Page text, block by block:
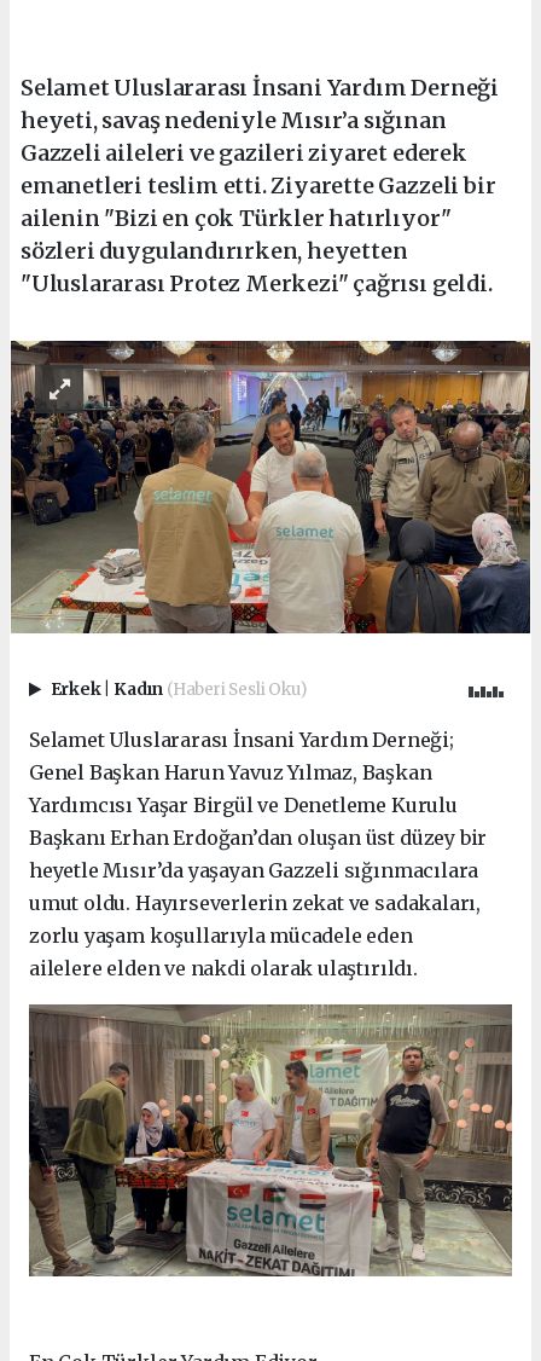
Selamet Uluslararası İnsani Yardım Derneği
heyeti, savaş nedeniyle Mısır’a sığınan
Gazzeli aileleri ve gazileri ziyaret ederek
emanetleri teslim etti. Ziyarette Gazzeli bir
ailenin "Bizi en çok Türkler hatırlıyor"
sözleri duygulandırırken, heyetten
"Uluslararası Protez Merkezi" çağrısı geldi.
Erkek Kadın (Haberi Sesli Oku)
Selamet Uluslararası İnsani Yardım Derneği;
Genel Başkan Harun Yavuz Yılmaz, Başkan
Yardımcısı Yaşar Birgül ve Denetleme Kurulu
Başkanı Erhan Erdoğan’dan oluşan üst düzey bir
heyetle Mısır’da yaşayan Gazzeli sığınmacılara
umut oldu. Hayırseverlerin zekat ve sadakaları,
zorlu yaşam koşullarıyla mücadele eden
ailelere elden ve nakdi olarak ulaştırıldı.